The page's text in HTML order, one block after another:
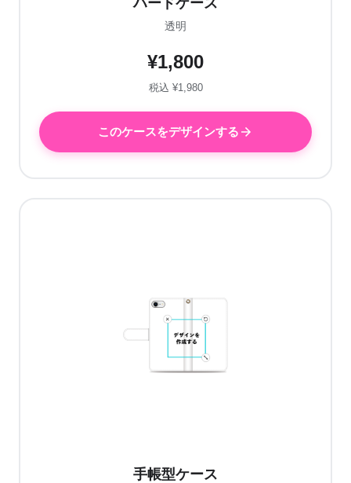
ハードケース
透明
¥1,800
税込 ¥1,980
このケースをデザインする
手帳型ケース